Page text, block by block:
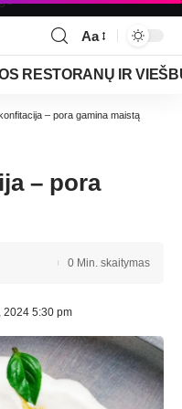
Aa
RESTORANŲ IR
– pora gamina maistą
– pora
2024 5:30 pm
0 Min. skaitymas